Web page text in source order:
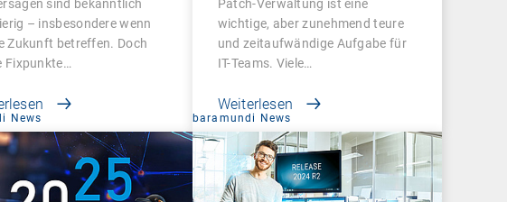
sind bekanntlich
– insbesondere wenn
Zukunft betreffen. Doch
Fixpunkte…
Patch-Management zu
investieren?
Patch-Verwaltung ist eine
wichtige, aber zunehmend teure
und zeitaufwändige Aufgabe für
IT-Teams. Viele…
Weiterlesen
News baramundi News